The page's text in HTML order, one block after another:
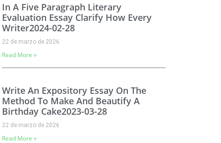
In A Five Paragraph Literary
Evaluation Essay Clarify How Every
Writer2024-02-28
22 de marzo de 2026
Read More »
Write An Expository Essay On The
Method To Make And Beautify A
Birthday Cake2023-03-28
22 de marzo de 2026
Read More »